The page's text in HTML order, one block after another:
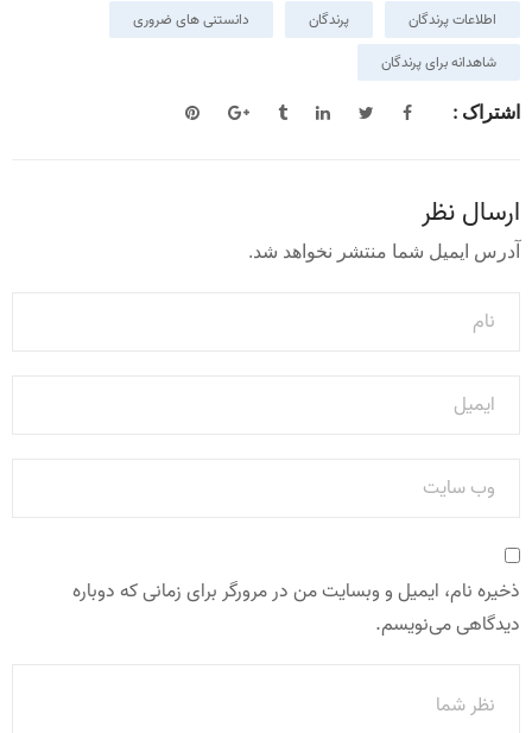
اطلاعات پرندگان پرندگان
دانستنی های ضروری
شاهدانه برای پرندگان
اشتراک :
ارسال نظر
آدرس ایمیل شما منتشر نخواهد شد.
ذخیره نام، ایمیل و وبسایت من در مرورگر برای زمانی که دوباره
دیدگاهی می‌نویسم.